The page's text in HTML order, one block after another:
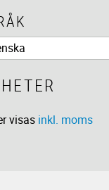
visas inkl. moms